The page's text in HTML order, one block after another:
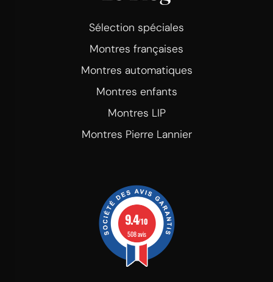
Sélection spéciales
Montres françaises
Montres automatiques
Montres enfants
Montres LIP
Montres Pierre Lannier
9.4/10
508 avis